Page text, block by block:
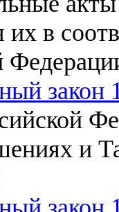
их в
закон
и